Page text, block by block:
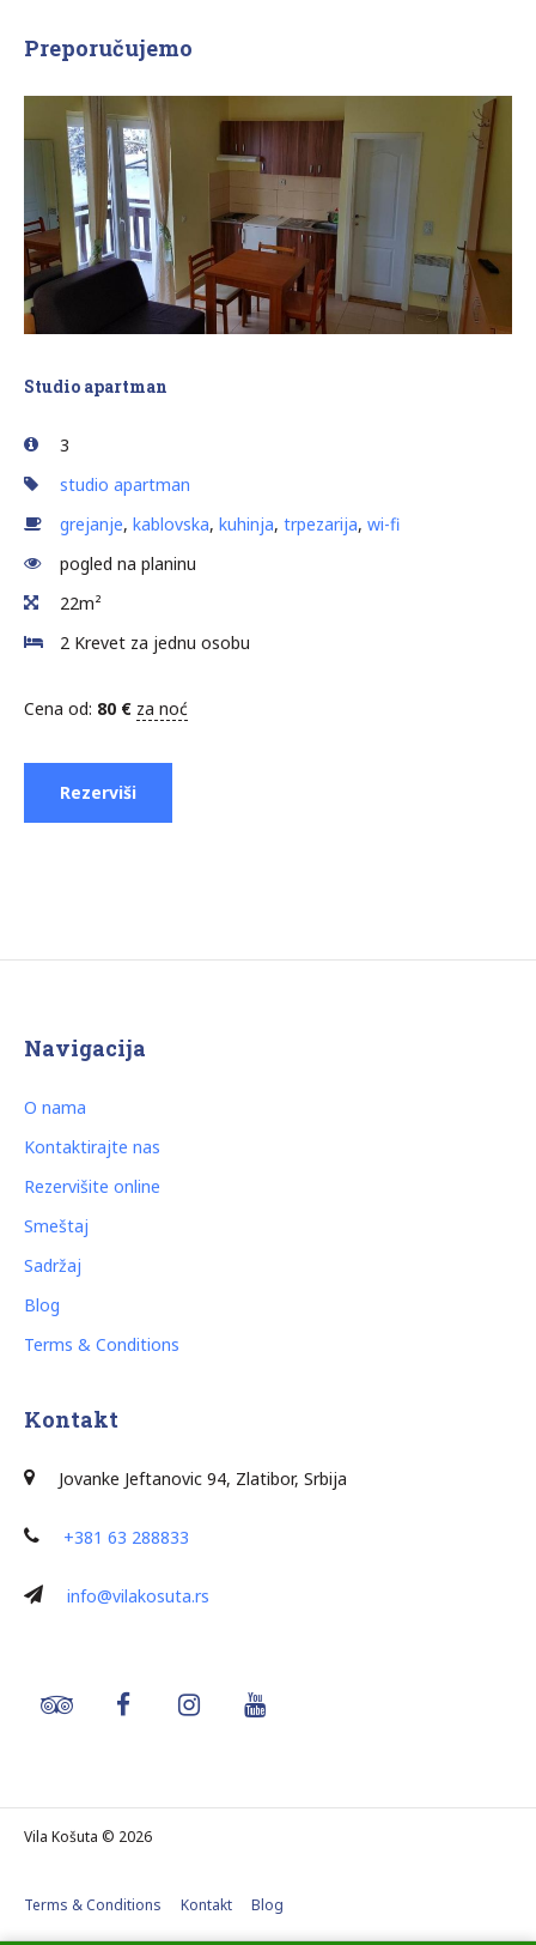
Preporučujemo
Studio apartman
3
studio apartman
grejanje, kablovska, kuhinja, trpezarija, wi-fi
pogled na planinu
22m²
2 Krevet za jednu osobu
Cena od: 80 € za noć
Rezerviši
Navigacija
O nama
Kontaktirajte nas
Rezervišite online
Smeštaj
Sadržaj
Blog
Terms & Conditions
Kontakt
Jovanke Jeftanovic 94, Zlatibor, Srbija
+381 63 288833
info@vilakosuta.rs
Vila Košuta © 2026
Terms & Conditions Kontakt Blog